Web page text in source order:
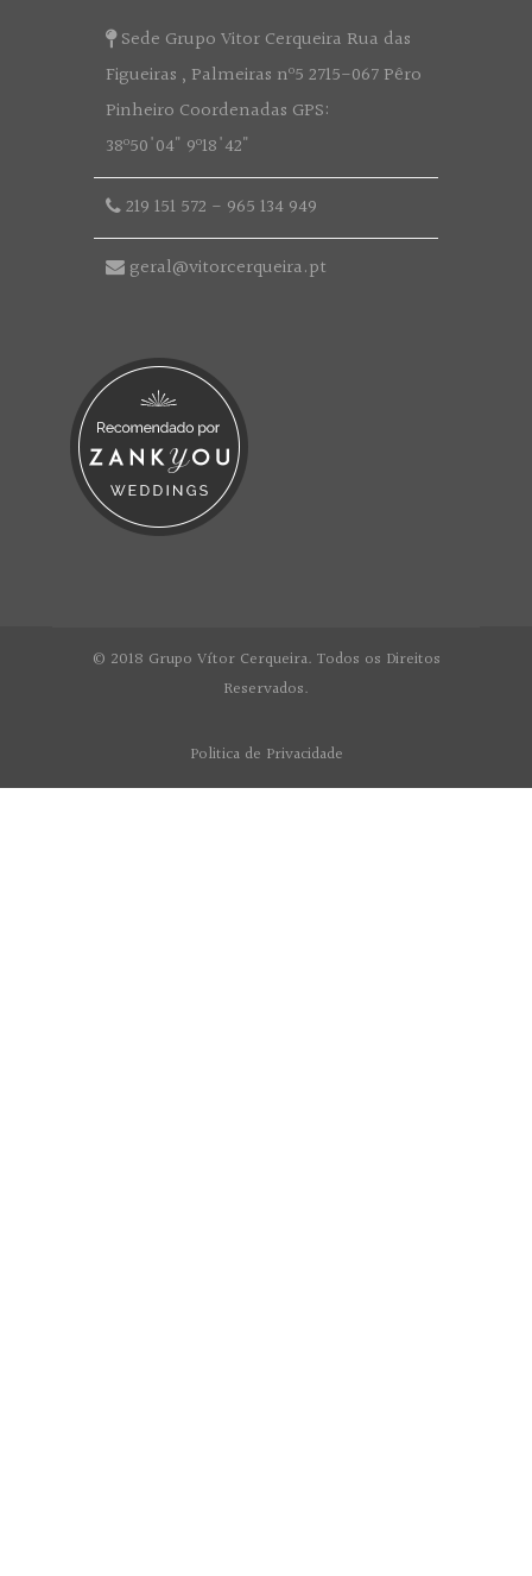
Sede Grupo Vitor Cerqueira Rua das
Figueiras , Palmeiras nº5 2715-067 Pêro
Pinheiro Coordenadas GPS:
38º50'04" 9º18'42"
219 151 572 - 965 134 949
geral@vitorcerqueira.pt
© 2018 Grupo Vítor Cerqueira. Todos os Direitos
Reservados.
Politica de Privacidade